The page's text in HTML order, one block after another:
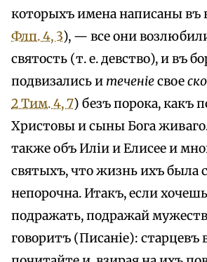
которыхъ имена написаны въ
Флп. 4, 3), — все они
святость (т. е. девство), и въ
подвизались и теченіесвое
2 Тим. 4, 7) безъ порока, какъ
Христовы и сыны Бога
также объ Иліи и Елисее и
святыхъ, что жизнь ихъ была
непорочна. Итакъ, если
подражать, подражай
говоритъ (Писаніе): старцевъ